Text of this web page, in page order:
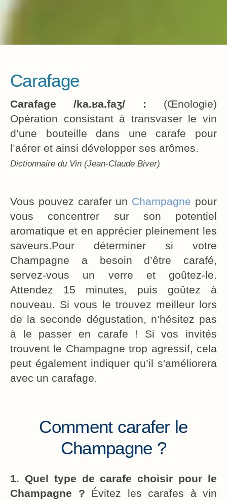
Carafage
Carafage /ka.ʁa.faʒ/ : (Œnologie)
Opération consistant à transvaser le vin
d’une bouteille dans une carafe pour
l’aérer et ainsi développer ses arômes.
Dictionnaire du Vin (Jean-Claude Biver)
Vous pouvez carafer un Champagne pour
vous concentrer sur son potentiel
aromatique et en apprécier pleinement les
saveurs.Pour déterminer si votre
Champagne a besoin d’être carafé,
servez-vous un verre et goûtez-le.
Attendez 15 minutes, puis goûtez à
nouveau. Si vous le trouvez meilleur lors
de la seconde dégustation, n’hésitez pas
à le passer en carafe ! Si vos invités
trouvent le Champagne trop agressif, cela
peut également indiquer qu’il s'améliorera
avec un carafage.
Comment carafer le
Champagne ?
1. Quel type de carafe choisir pour le
Champagne ? Évitez les carafes à vin